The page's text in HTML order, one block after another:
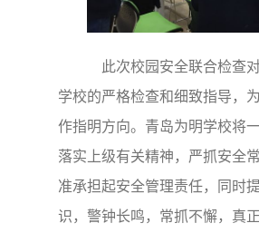
此次校园安全联合检查
学校的严格检查和细致指导，
作指明方向。青岛为明学校将
落实上级有关精神，严抓安全
准承担起安全管理责任，同时
识，警钟长鸣，常抓不懈，真